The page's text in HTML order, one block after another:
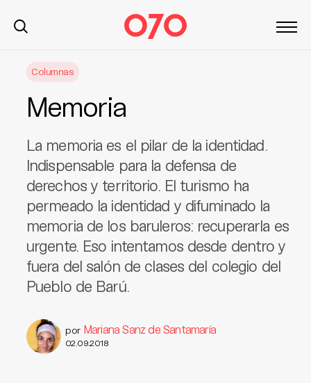
Columnas
Memoria
La memoria es el pilar de la identidad.
Indispensable para la defensa de
derechos y territorio. El turismo ha
permeado la identidad y difuminado la
memoria de los baruleros: recuperarla es
urgente. Eso intentamos desde dentro y
fuera del salón de clases del colegio del
Pueblo de Barú.
por Mariana Sanz de Santamaría
02.09.2018